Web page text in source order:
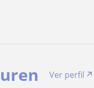
Ver perfil